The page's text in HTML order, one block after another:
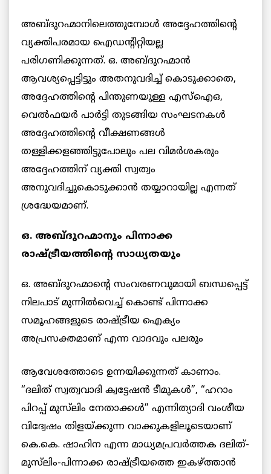
അബ്ദുറഹ്മാനിലെത്തുമ്പോള്‍ അദ്ദേഹത്തിന്റെ
വ്യക്തിപരമായ ഐഡന്റിറ്റിയല്ല
പരിഗണിക്കുന്നത്. ഒ. അബ്ദുറഹ്മാന്‍
ആവശ്യപ്പെട്ടിട്ടും അതനുവദിച്ച് കൊടുക്കാതെ,
അദ്ദേഹത്തിന്റെ പിന്തുണയുള്ള എസ്ഐഒ,
വെല്‍ഫയര്‍ പാര്‍ട്ടി തുടങ്ങിയ സംഘടനകള്‍
അദ്ദേഹത്തിന്റെ വീക്ഷണങ്ങള്‍
തള്ളിക്കളഞ്ഞിട്ടുപോലും പല വിമര്‍ശകരും
അദ്ദേഹത്തിന് വ്യക്തി സ്വത്വം
അനുവദിച്ചുകൊടുക്കാന്‍ തയ്യാറായില്ല എന്നത്
ശ്രദ്ധേയമാണ്.
ഒ. അബ്ദുറഹ്മാനും പിന്നാക്ക
രാഷ്ട്രീയത്തിന്റെ സാധ്യതയും
ഒ. അബ്ദുറഹ്മാന്റെ സംവരണവുമായി ബന്ധപ്പെട്ട്
നിലപാട് മുന്നില്‍വെച്ച് കൊണ്ട് പിന്നാക്ക
സമൂഹങ്ങളുടെ രാഷ്ട്രീയ ഐക്യം
അപ്രസക്തമാണ് എന്ന വാദവും പലരും
ആവേശത്തോടെ ഉന്നയിക്കുന്നത് കാണാം.
“ദലിത് സ്വത്വവാദി ക്വട്ടേഷന്‍ ടീമുകള്‍”, “ഹറാം
പിറപ്പ് മുസ്‌ലിം നേതാക്കള്‍” എന്നിത്യാദി വംശീയ
വിദ്വേഷം തിളയ്ക്കുന്ന വാക്കുകളിലൂടെയാണ്
കെ.കെ. ഷാഹിന എന്ന മാധ്യമപ്രവര്‍ത്തക ദലിത്-
മുസ്‌ലിം-പിന്നാക്ക രാഷ്ട്രീയത്തെ ഇകഴ്ത്താന്‍